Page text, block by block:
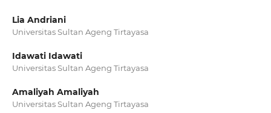
Lia Andriani
Universitas Sultan Ageng Tirtayasa
Idawati Idawati
Universitas Sultan Ageng Tirtayasa
Amaliyah Amaliyah
Universitas Sultan Ageng Tirtayasa